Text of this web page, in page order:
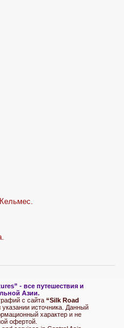
- все путешествия и
Азии.
с сайта “Silk Road
источника. Данный
характер и не
офертой.